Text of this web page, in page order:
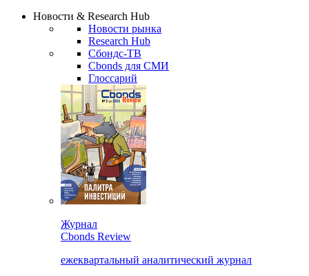
Новости & Research Hub
Новости рынка
Research Hub
Сбондс-ТВ
Cbonds для СМИ
Глоссарий
Журнал
Cbonds Review
ежеквартальный аналитический журнал